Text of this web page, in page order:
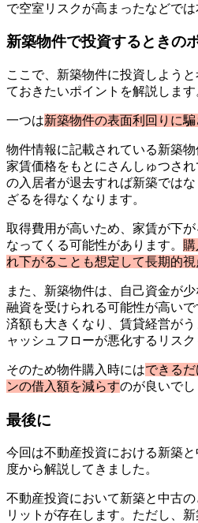
で空室リスクが高まったなどでは
新築物件で投資するときの
ここで、新築物件に投資しよう
ておきたいポイントを解説します
一つは新築物件の表面利回りに
物件情報に記載されている新築
家賃価格をもとにさんしゅつさ
の入居者が退去すれば新築では
ざるを得なくなります。
取得費用が高いため、家賃が下
なってくる可能性があります。
れ下がることも想定して長期的
また、新築物件は、自己資金が
融資を受けられる可能性が高い
済額も大きくなり、賃貸経営が
ャッシュフローが悪化するリスク
そのため物件購入時にはできる
ンの借入額を減らすのが良いでし
最後に
今回は不動産投資における新築
度から解説してきました。
不動産投資において新築と中古
リットが存在します。ただし、